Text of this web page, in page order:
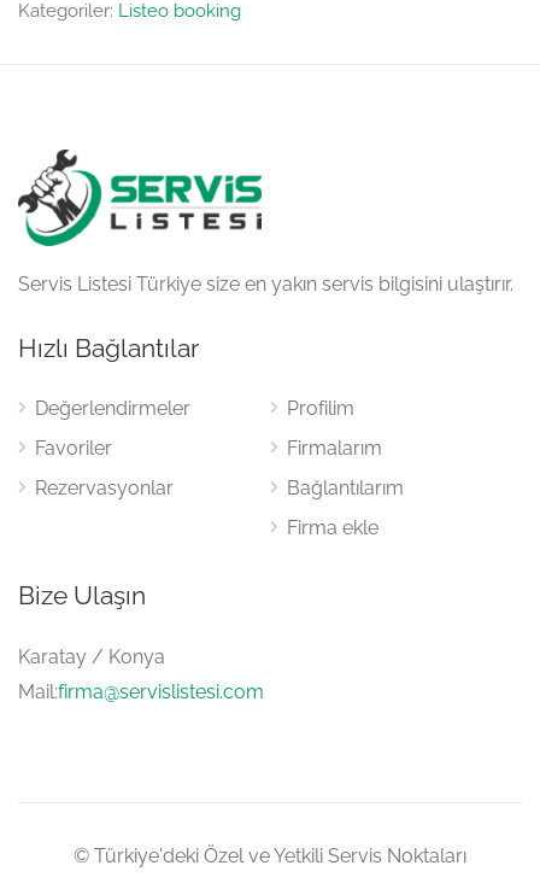
Kategoriler: Listeo booking
Servis Listesi Türkiye size en yakın servis bilgisini ulaştırır.
Hızlı Bağlantılar
Değerlendirmeler
Favoriler
Rezervasyonlar
Profilim
Firmalarım
Bağlantılarım
Firma ekle
Bize Ulaşın
Karatay / Konya
Mail:firma@servislistesi.com
© Türkiye'deki Özel ve Yetkili Servis Noktaları